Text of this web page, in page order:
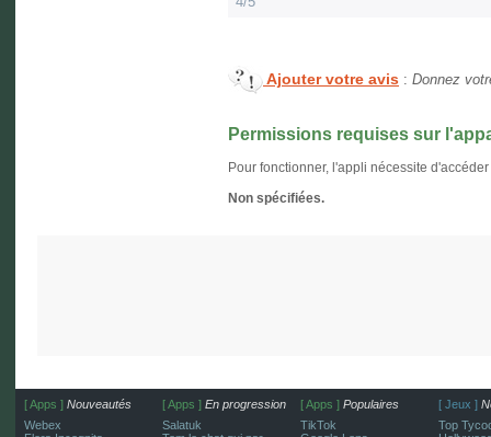
Ajouter votre avis : Donnez
Permissions requises sur
Pour fonctionner, l'appli nécessite
Non spécifiées.
[ Apps ] Nouveautés
Webex
[ Apps ] En progression
Salatuk
[ Apps ] Populaires
TikTok
[ Jeux ]
Top